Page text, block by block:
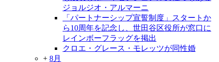
ジョルジオ・アルマーニ
「パートナーシップ宣誓制度」スタートか
ら10周年を記念し、世田谷区役所が窓口に
レインボーフラッグを掲出
クロエ・グレース・モレッツが同性婚
+ 8月